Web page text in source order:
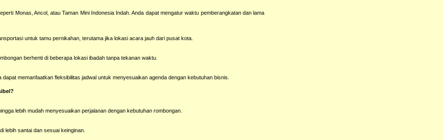
Monas, Ancol, atau Taman Mini Indonesia Indah. Anda dapat mengatur waktu pemberangkatan dan lama
untuk tamu pernikahan, terutama jika lokasi acara jauh dari pusat kota.
berhenti di beberapa lokasi ibadah tanpa tekanan waktu.
memanfaatkan fleksibilitas jadwal untuk menyesuaikan agenda dengan kebutuhan bisnis.
lebih mudah menyesuaikan perjalanan dengan kebutuhan rombongan.
lebih santai dan sesuai keinginan.